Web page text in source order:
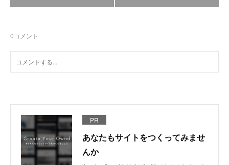
0コメント
PR
あなたもサイトをつくってみませ
んか